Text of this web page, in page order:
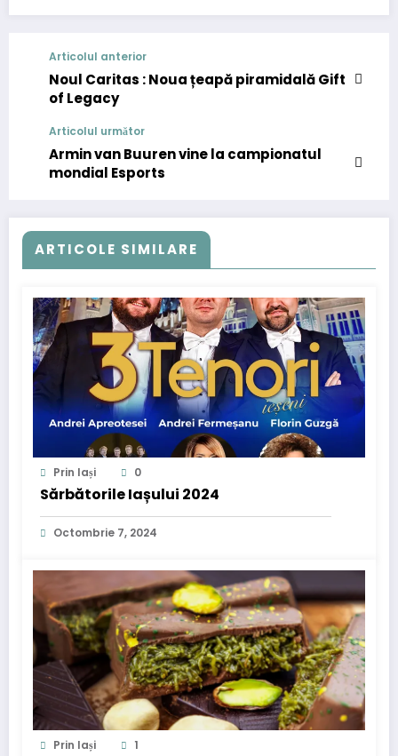
Articolul anterior
Noul Caritas : Noua țeapă piramidală Gift
of Legacy
Articolul următor
Armin van Buuren vine la campionatul
mondial Esports
ARTICOLE SIMILARE
Prin Iași 0
Sărbătorile Iașului 2024
Octombrie 7, 2024
Prin Iași 1